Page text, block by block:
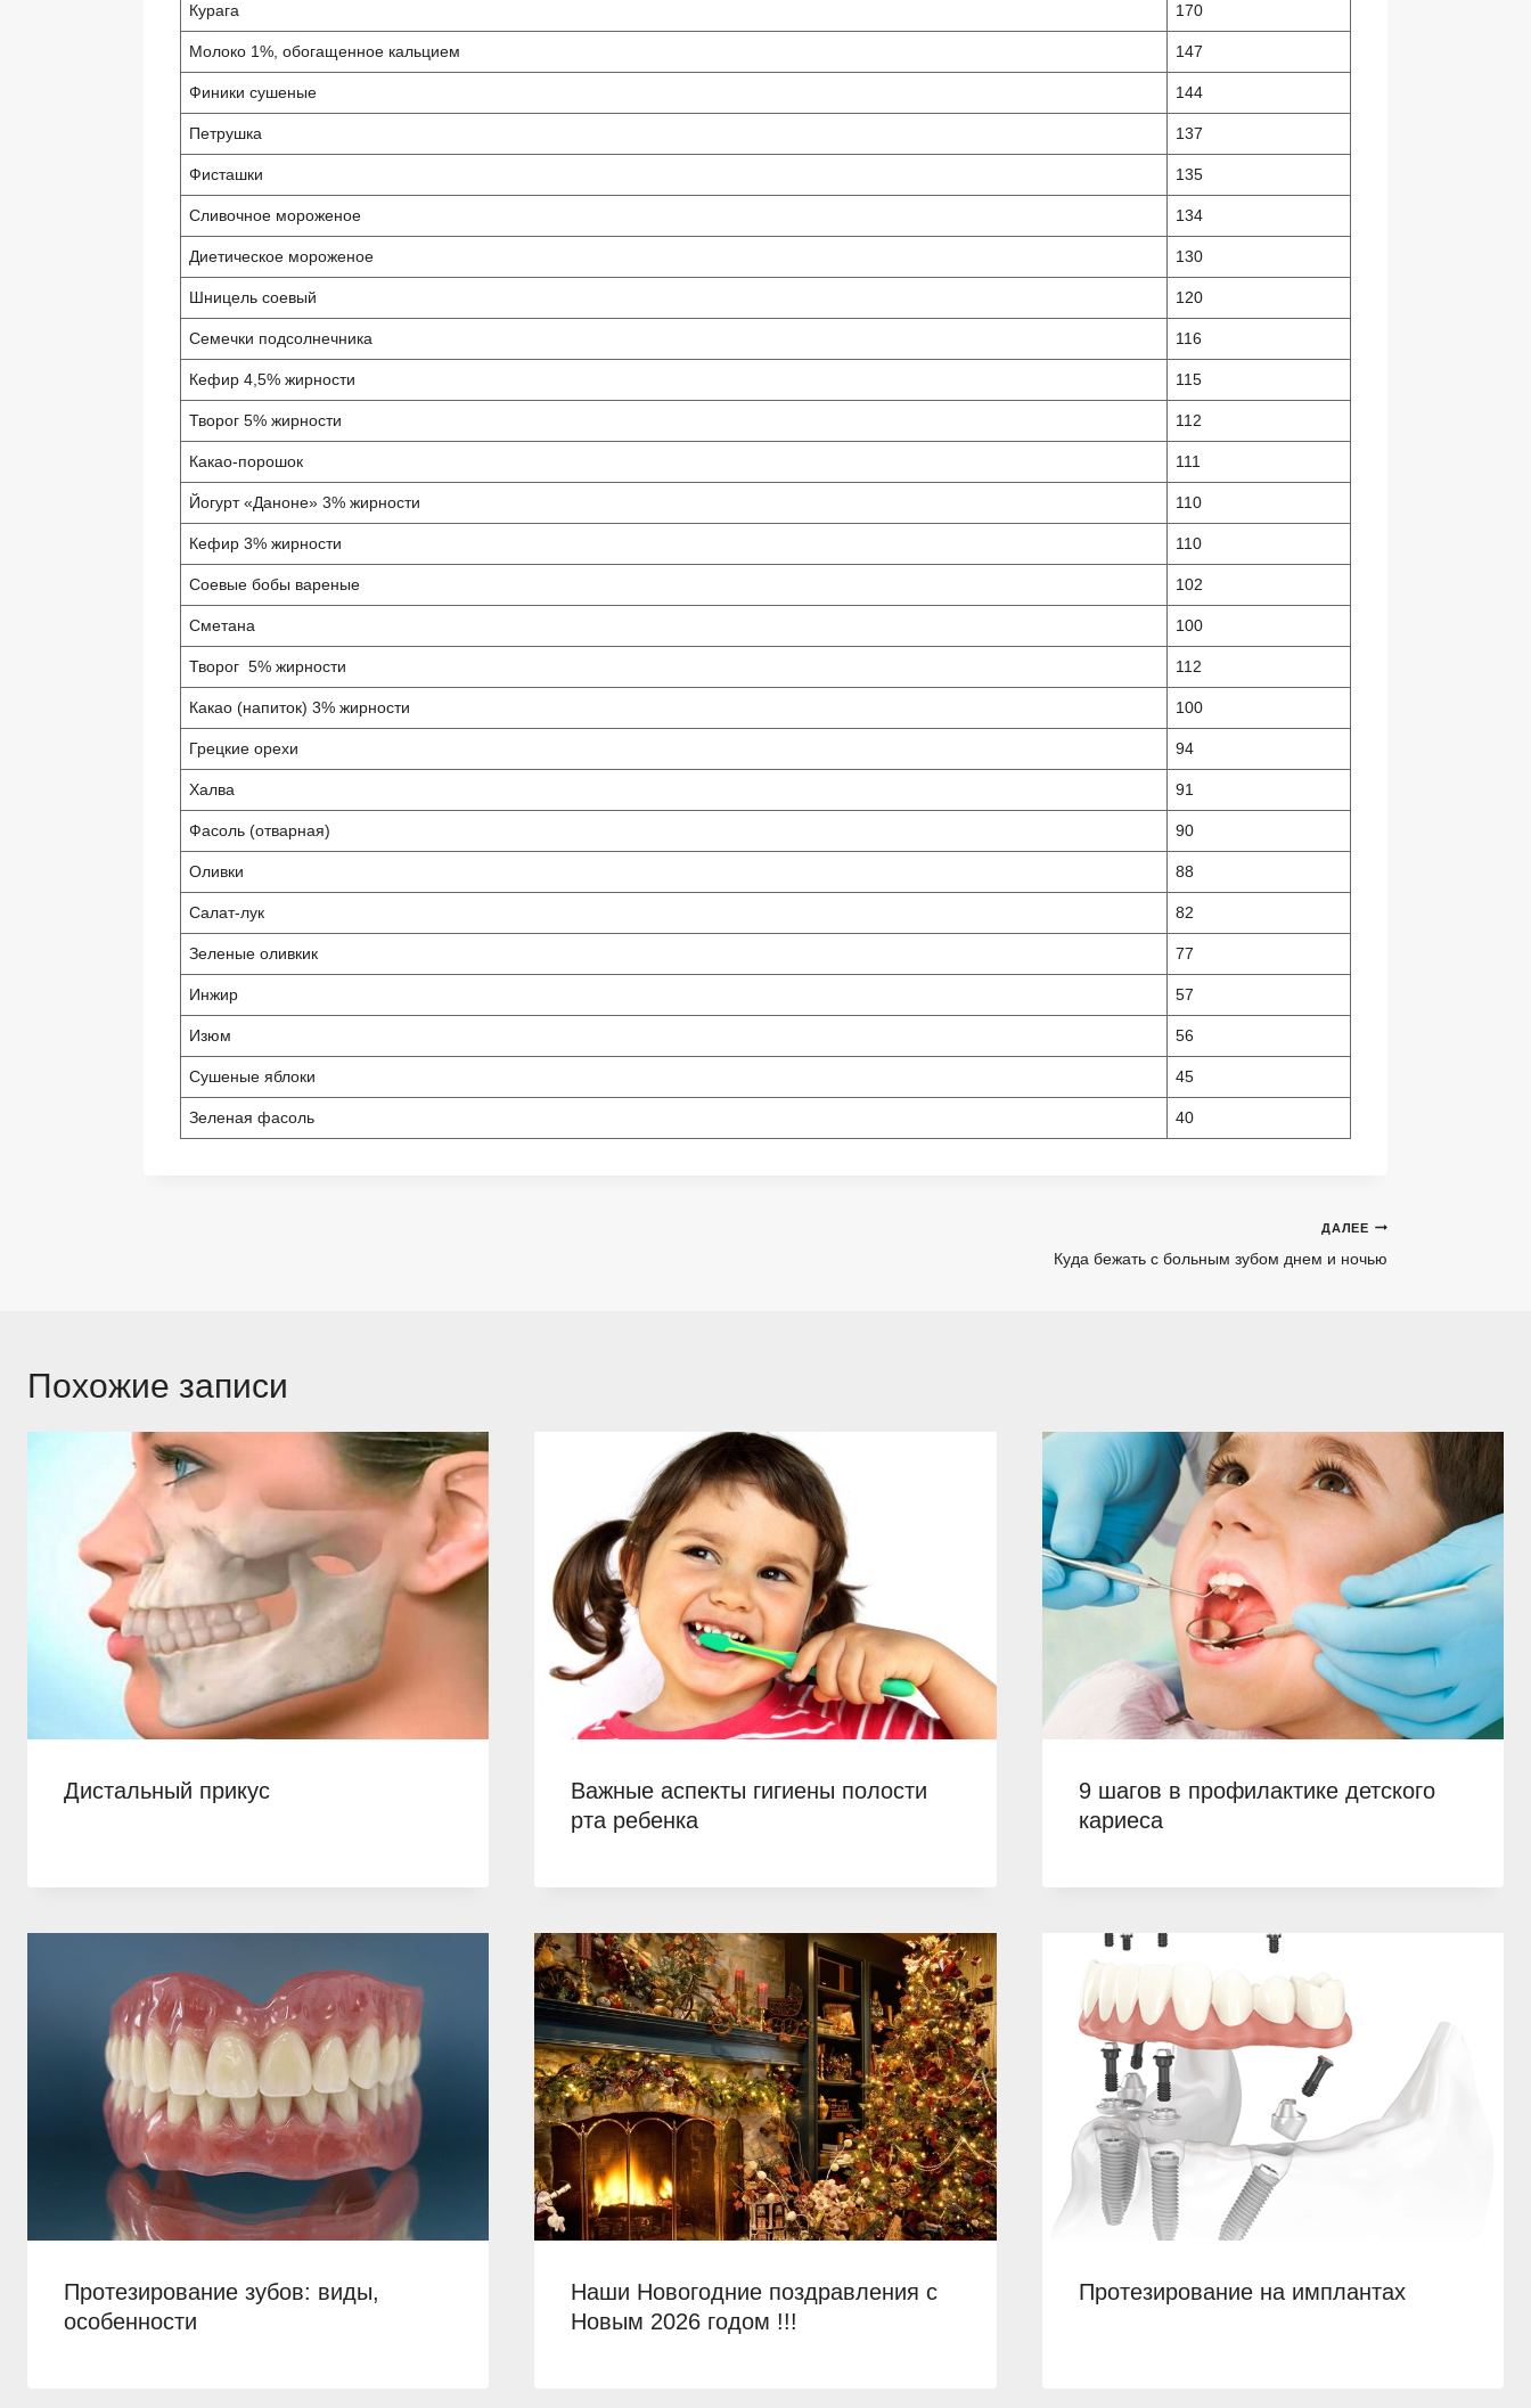
Курага 170
Молоко 1%, обогащенное кальцием 147
Финики сушеные 144
Петрушка 137
Фисташки 135
Сливочное мороженое 134
Диетическое мороженое 130
Шницель соевый 120
Семечки подсолнечника 116
Кефир 4,5% жирности 115
Творог 5% жирности 112
Какао-порошок 111
Йогурт «Даноне» 3% жирности 110
Кефир 3% жирности 110
Соевые бобы вареные 102
Сметана 100
Творог 5% жирности 112
Какао (напиток) 3% жирности 100
Грецкие орехи 94
Халва 91
Фасоль (отварная) 90
Оливки 88
Салат-лук 82
Зеленые оливкик 77
Инжир 57
Изюм 56
Сушеные яблоки 45
Зеленая фасоль 40
ДАЛЕЕ
Куда бежать с больным зубом днем и ночью
Похожие записи
Дистальный прикус
Важные аспекты гигиены полости
рта ребенка
9 шагов в профилактике детского
кариеса
Протезирование зубов: виды,
особенности
Наши Новогодние поздравления с
Новым 2026 годом !!!
Протезирование на имплантах